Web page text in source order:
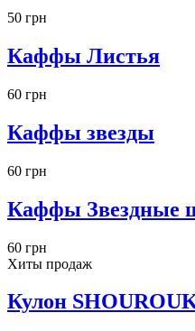
50 грн
Каффы Листья
60 грн
Каффы звезды
60 грн
Каффы Звездные
60 грн
Хиты продаж
Кулон